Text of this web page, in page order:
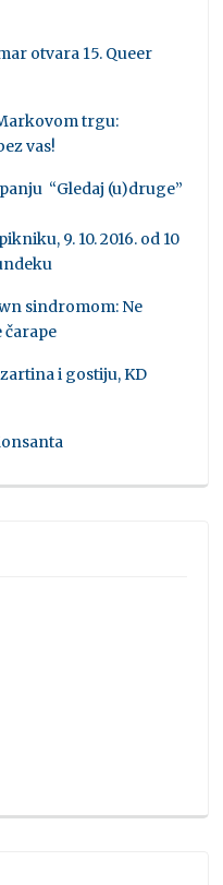
otvara 15. Queer
trgu:
vas!
“Gledaj (u)druge”
9. 10. 2016. od 10
sindromom: Ne
čarape
i gostiju, KD